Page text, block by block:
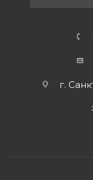
г.